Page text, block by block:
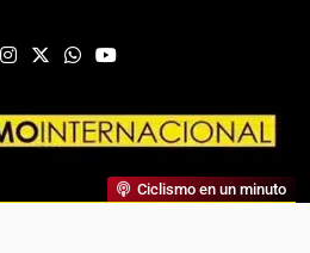
Mundial. Entrevistas, Análisis,
La Web Ciclista De Referencia.
Ciclismo en un minuto